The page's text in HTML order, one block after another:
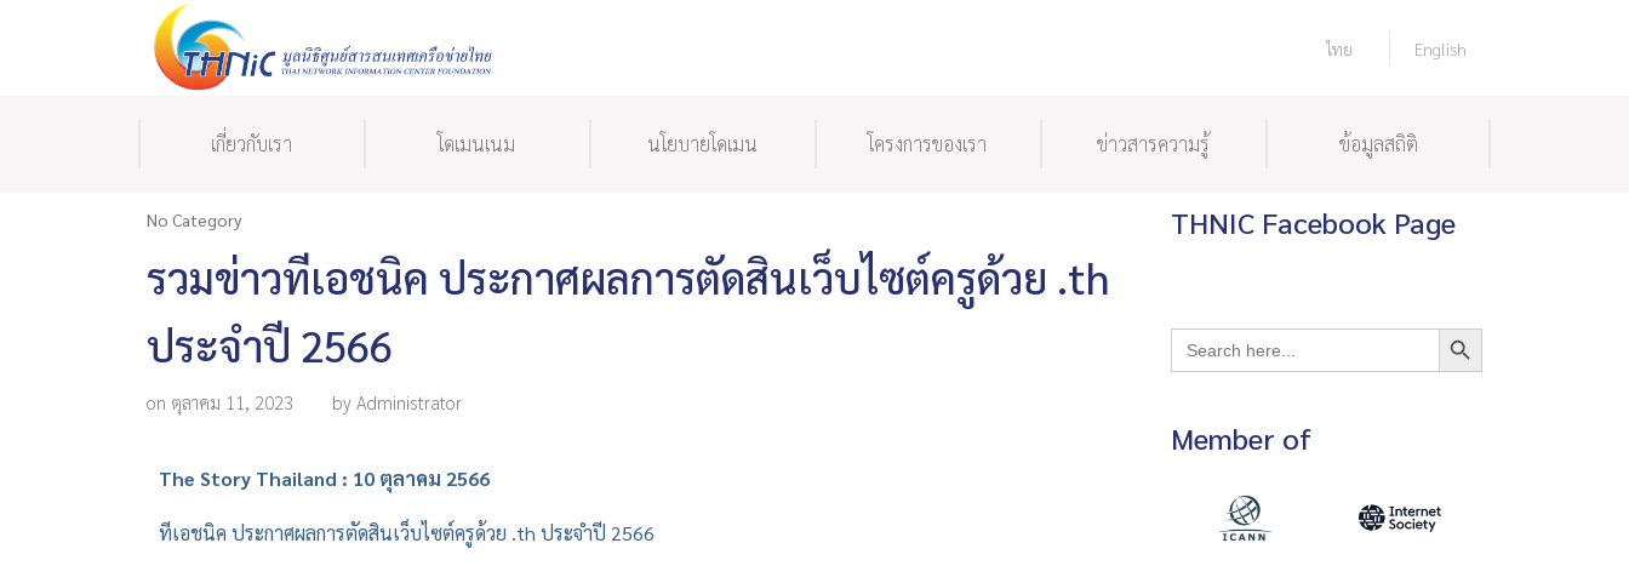
ไทย English
เกี่ยวกับเรา โดเมนเนม นโยบายโดเมน โครงการของเรา ข่าวสารความรู้ ข้อมูลสถิติ
No Category
รวมข่าวทีเอชนิค ประกาศผลการตัดสินเว็บไซต์ครูด้วย .th
ประจำปี 2566
on ตุลาคม 11, 2023 by Administrator
The Story Thailand : 10 ตุลาคม 2566
ทีเอชนิค ประกาศผลการตัดสินเว็บไซต์ครูด้วย .th ประจำปี 2566
THNIC Facebook Page
Search
for:
Search Button
Member of